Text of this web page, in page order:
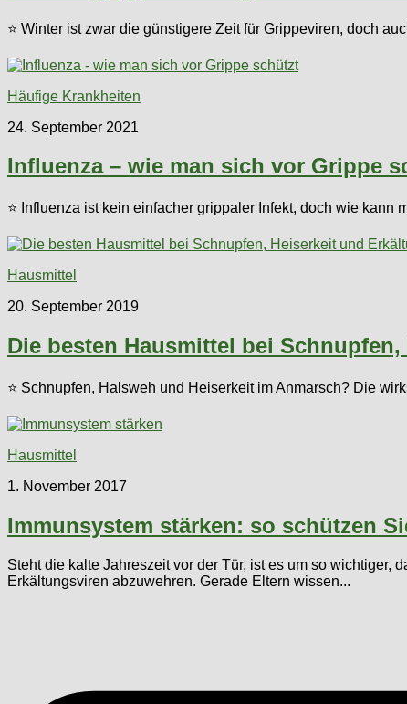
⭐ Winter ist zwar die günstigere Zeit für Grippeviren, doch
Häufige Krankheiten
24. September 2021
Influenza – wie man sich vor Grippe
⭐ Influenza ist kein einfacher grippaler Infekt, doch wie
Hausmittel
20. September 2019
Die besten Hausmittel bei
⭐ Schnupfen, Halsweh und Heiserkeit im Anmarsch? Die
Hausmittel
1. November 2017
Immunsystem stärken: so schützen
Steht die kalte Jahreszeit vor der Tür, ist es um so wichtiger,
Erkältungsviren abzuwehren. Gerade Eltern wissen...